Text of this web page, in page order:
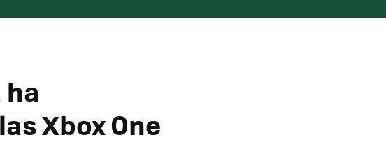
Xbox One